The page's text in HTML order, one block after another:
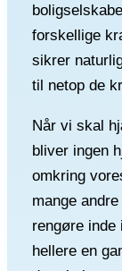
forskellige
sikrer
til netop de
Når vi skal
bliver ingen
omkring
mange
rengøre
hellere en